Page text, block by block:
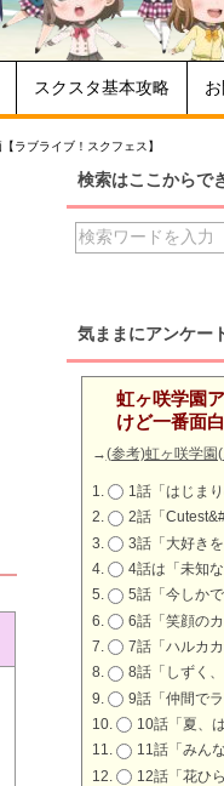
スクスタ基本攻略
ラブライブ！スクフェス】
検索はここからで
気ままにアンケー
虹ヶ咲学園
けど一番面
→(参考)虹ヶ咲学
1話「はじま
2話「
3話「大好きを
4話は「未知な
5話「今しか
6話「笑顔のカ
7話「ハルカカ
8話「しずく
9話「仲間でラ
10話「夏、
11話「みん
12話「花ひ